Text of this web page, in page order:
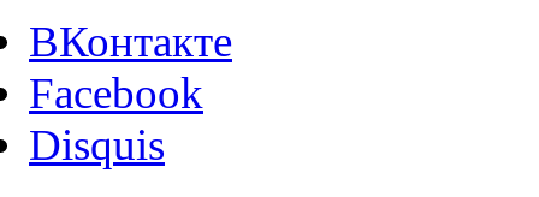
ВКонтакте
Facebook
Disquis